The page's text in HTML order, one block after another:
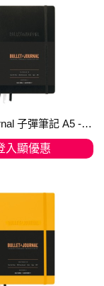
Bullet Journal 子彈筆記 A5 -Edition-2-Black-363572 - 送筆先生【石頭筆】
入顯優惠